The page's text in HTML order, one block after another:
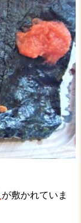
が敷かれていま